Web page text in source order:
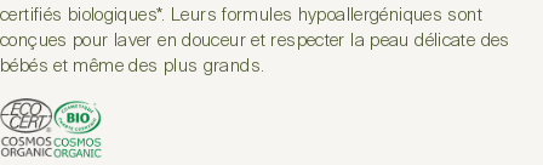
certifiés biologiques*. Leurs formules hypoallergéniques sont
conçues pour laver en douceur et respecter la peau délicate des
bébés et même des plus grands.